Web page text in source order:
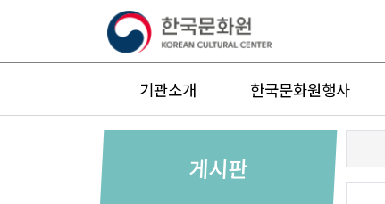
기관소개 한국문화원행사
게시판